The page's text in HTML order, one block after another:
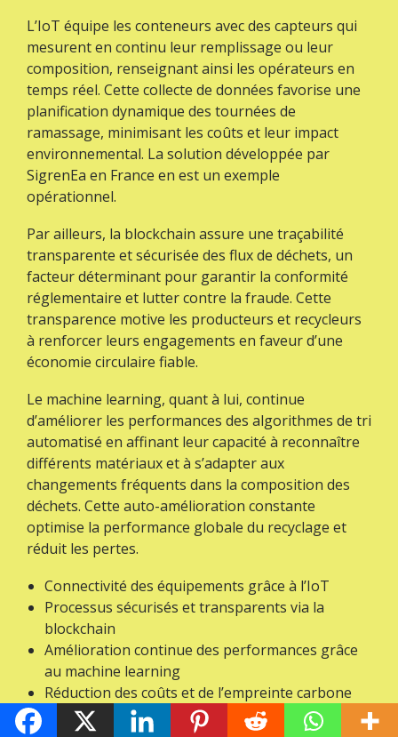
L’IoT équipe les conteneurs avec des capteurs qui
mesurent en continu leur remplissage ou leur
composition, renseignant ainsi les opérateurs en
temps réel. Cette collecte de données favorise une
planification dynamique des tournées de
ramassage, minimisant les coûts et leur impact
environnemental. La solution développée par
SigrenEa en France en est un exemple
opérationnel.
Par ailleurs, la blockchain assure une traçabilité
transparente et sécurisée des flux de déchets, un
facteur déterminant pour garantir la conformité
réglementaire et lutter contre la fraude. Cette
transparence motive les producteurs et recycleurs
à renforcer leurs engagements en faveur d’une
économie circulaire fiable.
Le machine learning, quant à lui, continue
d’améliorer les performances des algorithmes de tri
automatisé en affinant leur capacité à reconnaître
différents matériaux et à s’adapter aux
changements fréquents dans la composition des
déchets. Cette auto-amélioration constante
optimise la performance globale du recyclage et
réduit les pertes.
Connectivité des équipements grâce à l’IoT
Processus sécurisés et transparents via la
blockchain
Amélioration continue des performances grâce
au machine learning
Réduction des coûts et de l’empreinte carbone
Création d’emplois qualifiés dans le secteur de la